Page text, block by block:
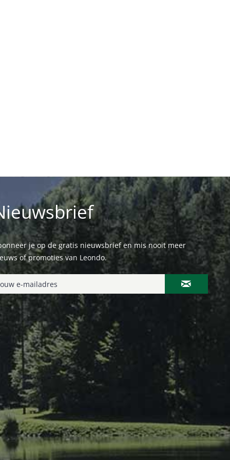
je op de gratis nieuwsbrief en mis nooit meer
of promoties van Leondo.